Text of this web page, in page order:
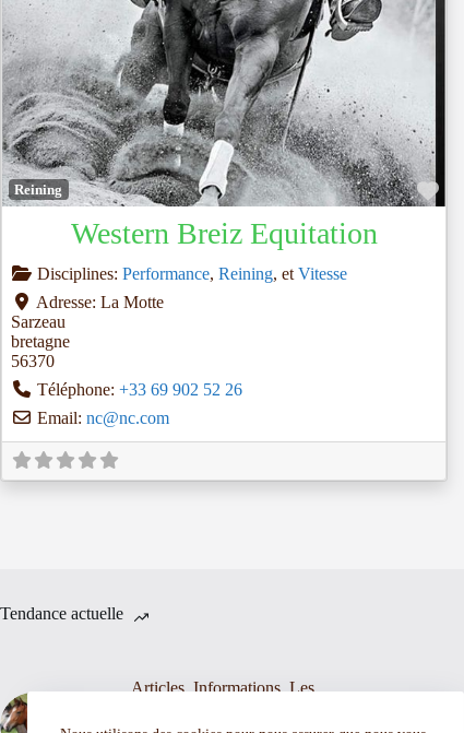
Reining
Western Breiz Equitation
Disciplines: Performance, Reining, etVitesse
Adresse: La Motte
Sarzeau
bretagne
56370
Téléphone: +33 69 902 52 26
Email: nc@nc.com
Tendance actuelle
Articles,Informations,Les